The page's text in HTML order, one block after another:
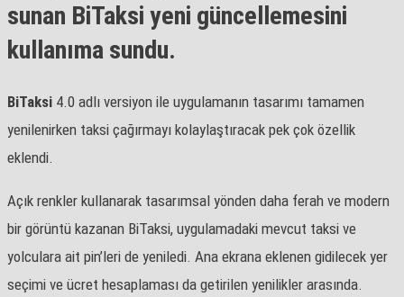
sunan BiTaksi yeni güncellemesini
kullanıma sundu.
BiTaksi 4.0 adlı versiyon ile uygulamanın tasarımı tamamen
yenilenirken taksi çağırmayı kolaylaştıracak pek çok özellik
eklendi.
Açık renkler kullanarak tasarımsal yönden daha ferah ve modern
bir görüntü kazanan BiTaksi, uygulamadaki mevcut taksi ve
yolculara ait pin’leri de yeniledi. Ana ekrana eklenen gidilecek yer
seçimi ve ücret hesaplaması da getirilen yenilikler arasında.